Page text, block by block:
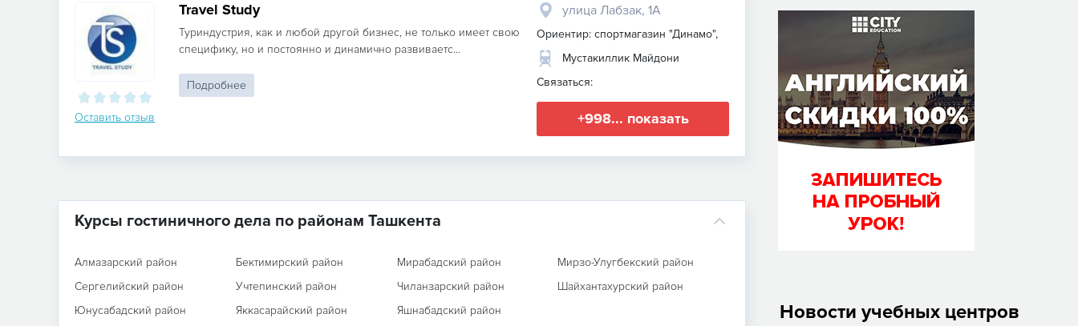
Оставить отзыв
Travel Study
Туриндустрия, как и любой другой бизнес, не только имеет свою
специфику, но и постоянно и динамично развиваетс...
Подробнее
улица Лабзак, 1А
Ориентир: спортмагазин "Динамо",
Мустакиллик Майдони
Связаться:
+998... показать
Курсы гостиничного дела по районам Ташкента
Алмазарский район Бектимирский район Мирабадский район
Мирзо-Улугбекский район
Сергелийский район
Учтепинский район Чиланзарский район
Шайхантахурский район
Юнусабадский район
Яккасарайский район Яшнабадский район Новости учебных центров